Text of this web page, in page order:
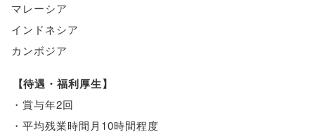
マレーシア
インドネシア
カンボジア
【待遇・福利厚生】
・賞与年2回
・平均残業時間月10時間程度